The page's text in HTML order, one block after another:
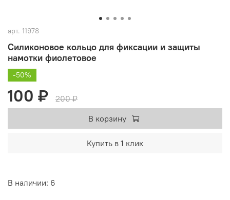
арт. 11978
Силиконовое кольцо для фиксации и защиты
намотки фиолетовое
В наличии: 6
-50%
100 ₽
200 ₽
В корзину
Купить в 1 клик